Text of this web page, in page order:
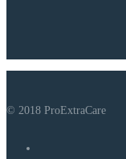
© 2018 ProExtraCare